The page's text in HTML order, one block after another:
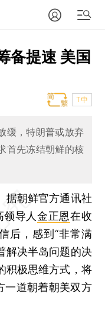
备提速 美国
T中
缓，特朗普或放弃
首先冻结朝鲜的核
据朝鲜官方通讯社
领导人金正恩在收
后，感到“非常满
解决半岛问题的决
积极思维方式，将
一道朝着朝美双方